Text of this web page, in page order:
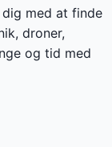
med at finde
droner,
og tid med